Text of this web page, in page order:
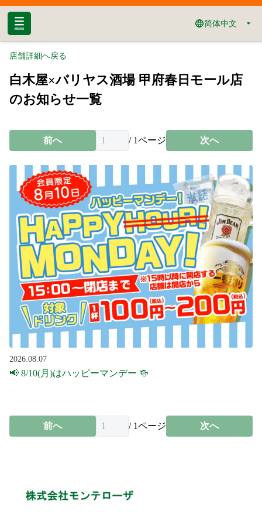
简体中文
店舗詳細へ戻る
白木屋×バリヤス酒場 甲府春日モール店
のお知らせ一覧
前へ / 1ページ 次へ
2026.08.07
📢 8/10(月)はハッピーマンデー 🍻
前へ / 1ページ 次へ